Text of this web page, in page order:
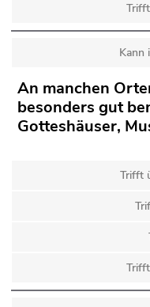
Kann
An manchen
besonders gut
Gotteshäuser,
Trifft